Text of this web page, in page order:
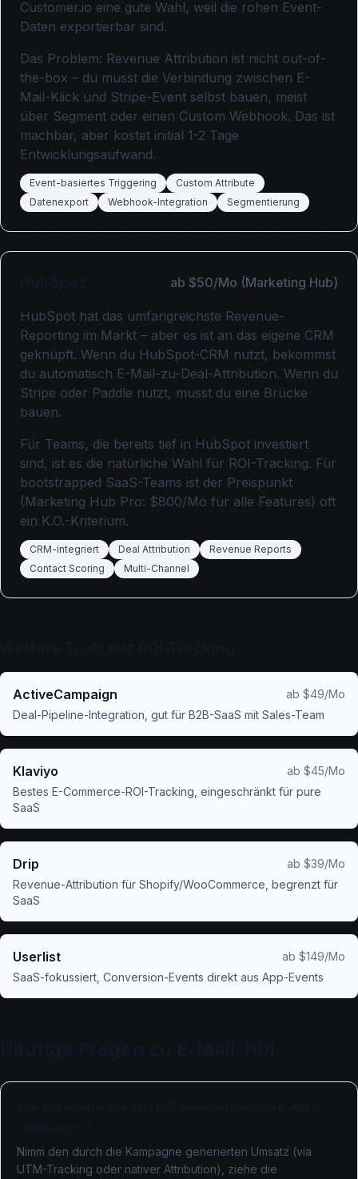
Customer.io eine gute Wahl, weil die rohen Event-
Daten exportierbar sind.
Das Problem: Revenue Attribution ist nicht out-of-
the-box – du musst die Verbindung zwischen E-
Mail-Klick und Stripe-Event selbst bauen, meist
über Segment oder einen Custom Webhook. Das ist
machbar, aber kostet initial 1-2 Tage
Entwicklungsaufwand.
Event-basiertes Triggering
Custom Attribute
Datenexport
Webhook-Integration Segmentierung
ab $50/Mo (Marketing Hub)
HubSpot hat das umfangreichste Revenue-
Reporting im Markt – aber es ist an das eigene CRM
geknüpft. Wenn du HubSpot-CRM nutzt, bekommst
du automatisch E-Mail-zu-Deal-Attribution. Wenn du
Stripe oder Paddle nutzt, musst du eine Brücke
bauen.
Für Teams, die bereits tief in HubSpot investiert
sind, ist es die natürliche Wahl für ROI-Tracking. Für
bootstrapped SaaS-Teams ist der Preispunkt
(Marketing Hub Pro: $800/Mo für alle Features) oft
ein K.O.-Kriterium.
CRM-integriert Deal Attribution
Revenue Reports
Contact Scoring
Multi-Channel
ActiveCampaign
ab $49/Mo
Deal-Pipeline-Integration, gut für B2B-SaaS mit Sales-Team
Klaviyo
ab $45/Mo
Bestes E-Commerce-ROI-Tracking, eingeschränkt für pure
SaaS
Drip
ab $39/Mo
Revenue-Attribution für Shopify/WooCommerce, begrenzt für
SaaS
Userlist
ab $149/Mo
SaaS-fokussiert, Conversion-Events direkt aus App-Events
Nimm den durch die Kampagne generierten Umsatz (via
UTM-Tracking oder nativer Attribution), ziehe die